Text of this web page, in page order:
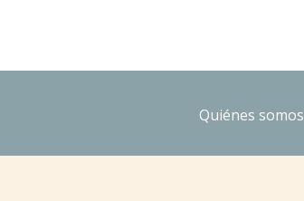
Quiénes somos